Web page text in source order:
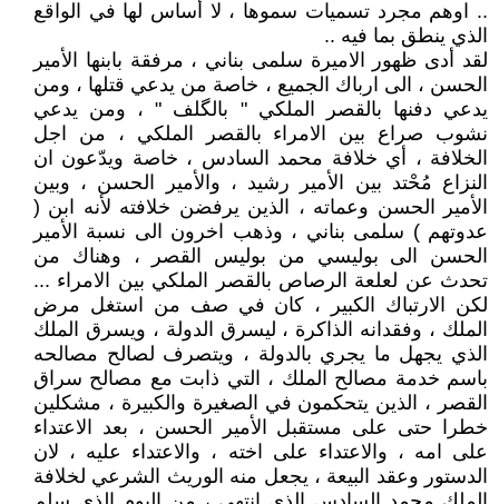
.. اوهم مجرد تسميات سموها ، لا أساس لها في الواقع
الذي ينطق بما فيه ..
لقد أدى ظهور الاميرة سلمى بناني ، مرفقة بابنها الأمير
الحسن ، الى ارباك الجميع ، خاصة من يدعي قتلها ، ومن
يدعي دفنها بالقصر الملكي " بالگلف " ، ومن يدعي
نشوب صراع بين الامراء بالقصر الملكي ، من اجل
الخلافة ، أي خلافة محمد السادس ، خاصة ويدّعون ان
النزاع مُحْتد بين الأمير رشيد ، والأمير الحسن ، وبين
الأمير الحسن وعماته ، الذين يرفضن خلافته لأنه ابن (
عدوتهم ) سلمى بناني ، وذهب اخرون الى نسبة الأمير
الحسن الى بوليسي من بوليس القصر ، وهناك من
تحدث عن لعلعة الرصاص بالقصر الملكي بين الامراء ...
لكن الارتباك الكبير ، كان في صف من استغل مرض
الملك ، وفقدانه الذاكرة ، ليسرق الدولة ، ويسرق الملك
الذي يجهل ما يجري بالدولة ، ويتصرف لصالح مصالحه
باسم خدمة مصالح الملك ، التي ذابت مع مصالح سراق
القصر ، الذين يتحكمون في الصغيرة والكبيرة ، مشكلين
خطرا حتى على مستقبل الأمير الحسن ، بعد الاعتداء
على امه ، والاعتداء على اخته ، والاعتداء عليه ، لان
الدستور وعقد البيعة ، يجعل منه الوريث الشرعي لخلافة